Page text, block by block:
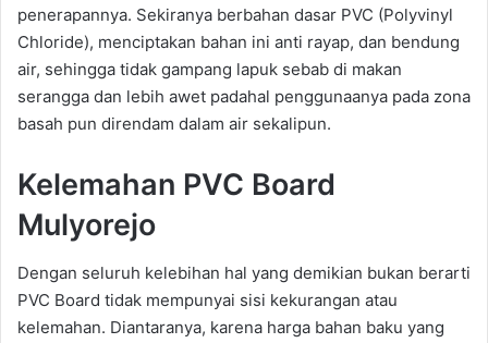
penerapannya. Sekiranya berbahan dasar PVC (Polyvinyl
Chloride), menciptakan bahan ini anti rayap, dan bendung
air, sehingga tidak gampang lapuk sebab di makan
serangga dan lebih awet padahal penggunaanya pada zona
basah pun direndam dalam air sekalipun.
Kelemahan PVC Board
Mulyorejo
Dengan seluruh kelebihan hal yang demikian bukan berarti
PVC Board tidak mempunyai sisi kekurangan atau
kelemahan. Diantaranya, karena harga bahan baku yang